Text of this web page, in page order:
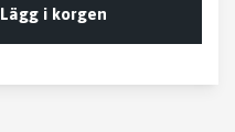
Lägg i korgen